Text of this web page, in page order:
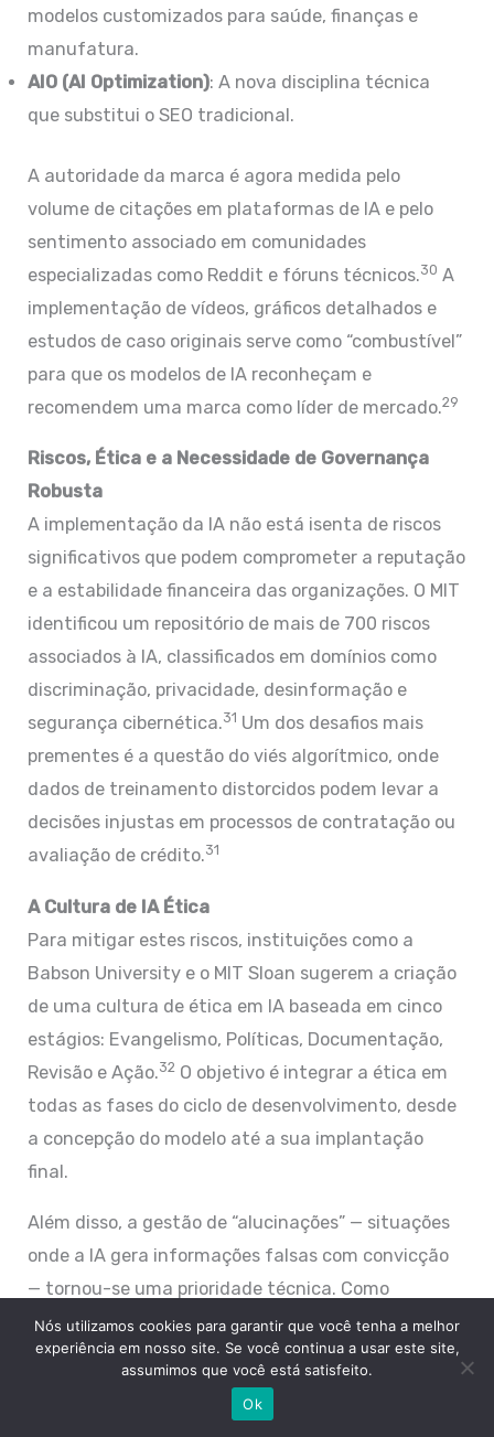
modelos customizados para saúde, finanças e
manufatura.
AIO (AI Optimization): A nova disciplina técnica
que substitui o SEO tradicional.
A autoridade da marca é agora medida pelo
volume de citações em plataformas de IA e pelo
sentimento associado em comunidades
especializadas como Reddit e fóruns técnicos.30 A
implementação de vídeos, gráficos detalhados e
estudos de caso originais serve como “combustível”
para que os modelos de IA reconheçam e
recomendem uma marca como líder de mercado.29
Riscos, Ética e a Necessidade de Governança
Robusta
A implementação da IA não está isenta de riscos
significativos que podem comprometer a reputação
e a estabilidade financeira das organizações. O MIT
identificou um repositório de mais de 700 riscos
associados à IA, classificados em domínios como
discriminação, privacidade, desinformação e
segurança cibernética.31 Um dos desafios mais
prementes é a questão do viés algorítmico, onde
dados de treinamento distorcidos podem levar a
decisões injustas em processos de contratação ou
avaliação de crédito.31
A Cultura de IA Ética
Para mitigar estes riscos, instituições como a
Babson University e o MIT Sloan sugerem a criação
de uma cultura de ética em IA baseada em cinco
estágios: Evangelismo, Políticas, Documentação,
Revisão e Ação.32 O objetivo é integrar a ética em
todas as fases do ciclo de desenvolvimento, desde
a concepção do modelo até a sua implantação
final.
Além disso, a gestão de “alucinações” — situações
onde a IA gera informações falsas com convicção
— tornou-se uma prioridade técnica. Como
apontado em análises de gestão de 2025, a
confiança do usuário final é o ativo mais volátil na
adoção de IA; uma única alucinação em um
ambiente de suporte ao cliente ou consultoria
Nós utilizamos cookies para garantir que você tenha a melhor
experiência em nosso site. Se você continua a usar este site,
assumimos que você está satisfeito.
Ok